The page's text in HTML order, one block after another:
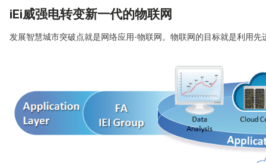
iEi威强电转变新一代的物联网
发展智慧城市突破点就是网络应用-物联网。物联网的目标就是利用